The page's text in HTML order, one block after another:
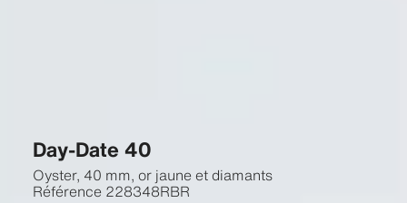
Day-Date 40
Oyster, 40 mm, or jaune et diamants
Référence 228348RBR